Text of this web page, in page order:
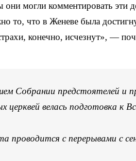
они могли комментировать
то, что в Женеве была
конечно, исчезнут», —
Собрании предстоятелей и
церквей велась подготовка к
проводится с перерывами с